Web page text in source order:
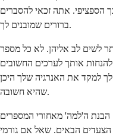
הספציפי. אתה זכאי להסברים
ברורים שמובנים לך.
לשים לב אליהן. לא כל מספר
אותך לערכים החשובים
לך למקד את האנרגיה שלך היכן
שהיא חשובה.
הבנת ה'למה' מאחורי המספרים
הצעדים הבאים. שאל אם גורמי